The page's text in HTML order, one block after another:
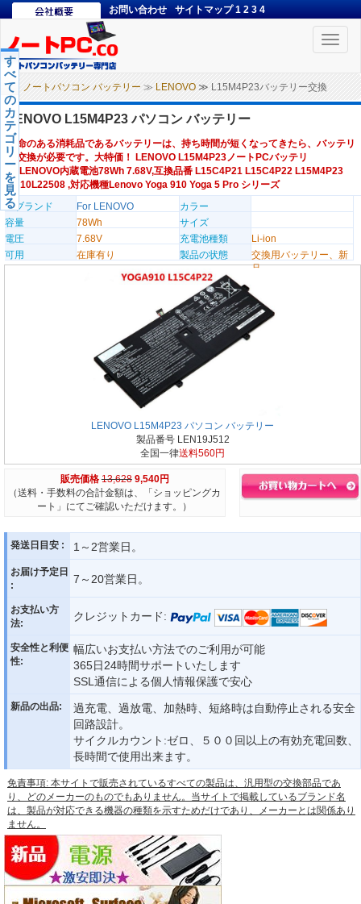
お問い合わせ サイトマップ 1 2 3 4
Toggle
ノートパソコン バッテリー ≫ LENOVO ≫ L15M4P23バッテリー交換
す
べ
て
の
カ
テ
ゴ
リ
ー
を
見
る
LENOVO L15M4P23 パソコン バッテリー
寿命のある消耗品であるバッテリーは、持ち時間が短くなってきたら、バッテリ
ー交換が必要です。大特価！ LENOVO L15M4P23ノートPCバッテリ
ー,LENOVO内蔵電池78Wh 7.68V,互換品番 L15C4P21 L15C4P22 L15M4P23
5B10L22508 ,対応機種Lenovo Yoga 910 Yoga 5 Pro シリーズ
のブランド
For LENOVO
カラー
容量
78Wh
サイズ
電圧
7.68V 充電池種類
Li-ion
可用
在庫有り 製品の状態
交換用バッテリー、新
品
LENOVO L15M4P23 パソコン バッテリー
製品番号 LEN19J512
全国一律送料560円
販売価格 13,628 9,540円
（送料・手数料の合計金額は、「ショッピングカ
ート」にてご確認いただけます。）
発送日目安 : 1～2営業日。
お届け予定日
:
7～20営業日。
お支払い方
法:
クレジットカード:
安全性と利便
性:
幅広いお支払い方法でのご利用が可能
365日24時間サポートいたします
SSL通信による個人情報保護で安心
新品の出品:
過充電、過放電、加熱時、短絡時は自動停止される安全
回路設計。
サイクルカウント:ゼロ、５００回以上の有効充電回数、
長時間で使用出来ます。
免責事項: 本サイトで販売されているすべての製品は、汎用型の交換部品であ
り、どのメーカーのものでもありません。当サイトで掲載しているブランド名
は、製品が対応できる機器の種類を示すためだけであり、メーカーとは関係あり
ません。